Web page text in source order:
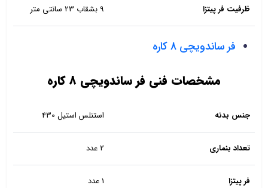
ظرفیت فر پیتزا 9 بشقاب 23 سانتی متر
فر ساندویچی 8 کاره
مشخصات فنی فر ساندویچی 8 کاره
جنس بدنه استنلس استیل 430
تعداد بنماری 2 عدد
فر پیتزا 1 عدد